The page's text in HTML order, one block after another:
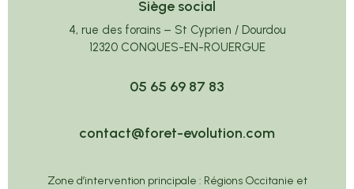
Siège social
4, rue des forains – St Cyprien / Dourdou
12320 CONQUES-EN-ROUERGUE
05 65 69 87 83
contact@foret-evolution.com
Zone d’intervention principale : Régions Occitanie et